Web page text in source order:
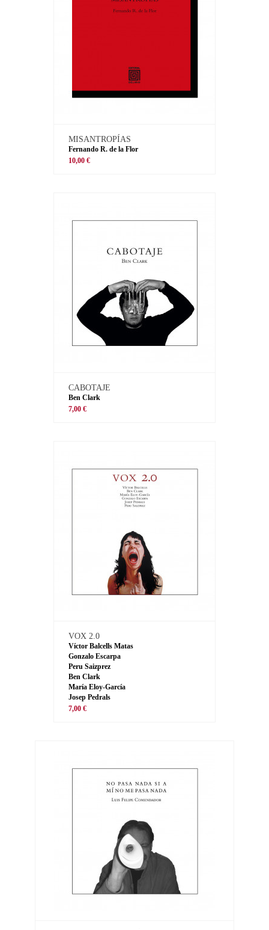
MISANTROPÍAS
Fernando R. de la Flor
10,00 €
CABOTAJE
Ben Clark
7,00 €
VOX 2.0
Víctor Balcells Matas
Gonzalo Escarpa
Peru Saizprez
Ben Clark
María Eloy-García
Josep Pedrals
7,00 €